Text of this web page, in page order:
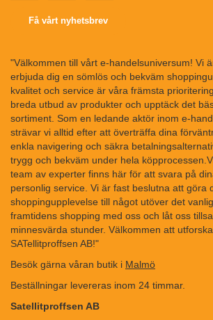
Få vårt nyhetsbrev
"Välkommen till vårt e-handelsuniversum! Vi
erbjuda dig en sömlös och bekväm
kvalitet och service är våra främsta
breda utbud av produkter och upptäck det
sortiment. Som en ledande aktör inom e-
strävar vi alltid efter att överträffa dina
enkla navigering och säkra
trygg och bekväm under hela
team av experter finns här för att svara på
personlig service. Vi är fast beslutna att göra
shoppingupplevelse till något utöver det
framtidens shopping med oss och låt oss
minnesvärda stunder. Välkommen att
SATellitproffsen AB!"
Besök gärna våran butik i Malmö
Beställningar levereras inom 24 timmar.
Satellitproffsen AB